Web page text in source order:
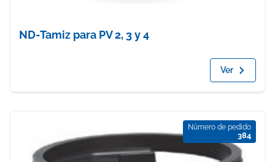
ND-Tamiz para PV 2, 3 y 4
Ver
Número de pedido
384